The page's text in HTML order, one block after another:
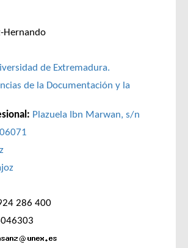
Hernando
de Extremadura.
de la Documentación y la
Plazuela Ibn Marwan, s/n
06071
286 400